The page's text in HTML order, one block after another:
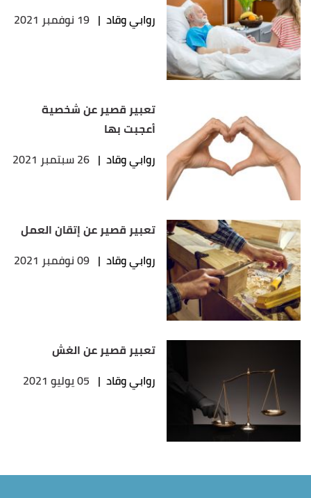
روابي وقاد | 19 نوفمبر 2021
تعبير قصير عن شخصية
أعجبت بها
روابي وقاد | 26 سبتمبر 2021
تعبير قصير عن إتقان العمل
روابي وقاد | 09 نوفمبر 2021
تعبير قصير عن الغش
روابي وقاد | 05 يوليو 2021